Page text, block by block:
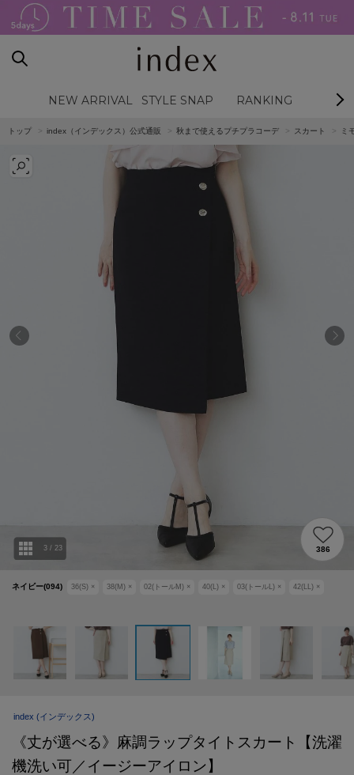
NEW ARRIVAL STYLE SNAP RANKING
トップ index（インデックス）公式通販 秋まで使えるプチプラコーデ スカート ミ
ネイビー(094) 36(S) × 38(M) × 02(トールM) × 40(L) × 03(トールL) × 42(LL) ×
3 / 23 386
index (インデックス)
《丈が選べる》麻調ラップタイトスカート【洗濯
機洗い可／イージーアイロン】